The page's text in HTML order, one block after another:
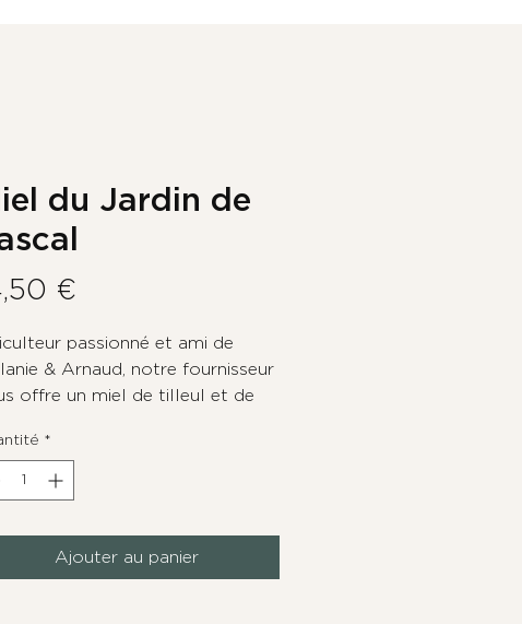
du Jardin de
€
passionné et ami de
& Arnaud, notre fournisseur
offre un miel de tilleul et de
! *
Ajouter au panier